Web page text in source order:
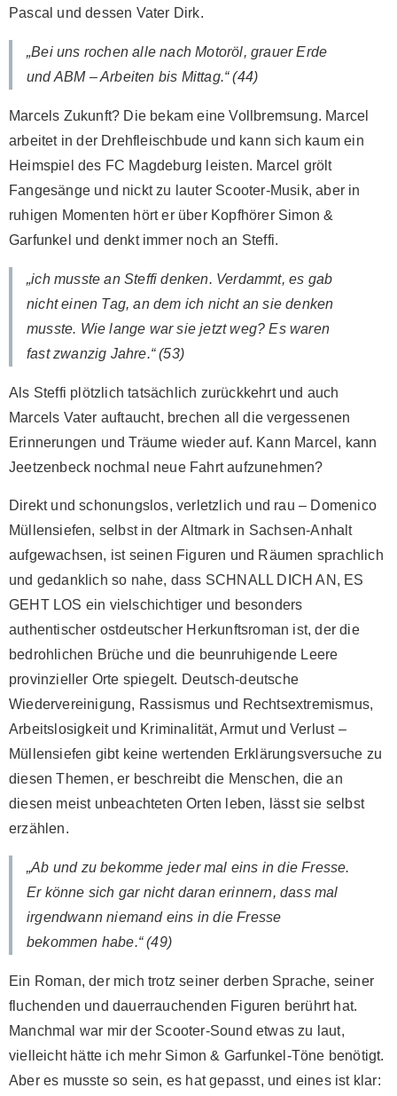
Pascal und dessen Vater Dirk.
„Bei uns rochen alle nach Motoröl, grauer Erde
und ABM – Arbeiten bis Mittag.“ (44)
Marcels Zukunft? Die bekam eine Vollbremsung. Marcel
arbeitet in der Drehfleischbude und kann sich kaum ein
Heimspiel des FC Magdeburg leisten. Marcel grölt
Fangesänge und nickt zu lauter Scooter-Musik, aber in
ruhigen Momenten hört er über Kopfhörer Simon &
Garfunkel und denkt immer noch an Steffi.
„ich musste an Steffi denken. Verdammt, es gab
nicht einen Tag, an dem ich nicht an sie denken
musste. Wie lange war sie jetzt weg? Es waren
fast zwanzig Jahre.“ (53)
Als Steffi plötzlich tatsächlich zurückkehrt und auch
Marcels Vater auftaucht, brechen all die vergessenen
Erinnerungen und Träume wieder auf. Kann Marcel, kann
Jeetzenbeck nochmal neue Fahrt aufzunehmen?
Direkt und schonungslos, verletzlich und rau – Domenico
Müllensiefen, selbst in der Altmark in Sachsen-Anhalt
aufgewachsen, ist seinen Figuren und Räumen sprachlich
und gedanklich so nahe, dass SCHNALL DICH AN, ES
GEHT LOS ein vielschichtiger und besonders
authentischer ostdeutscher Herkunftsroman ist, der die
bedrohlichen Brüche und die beunruhigende Leere
provinzieller Orte spiegelt. Deutsch-deutsche
Wiedervereinigung, Rassismus und Rechtsextremismus,
Arbeitslosigkeit und Kriminalität, Armut und Verlust –
Müllensiefen gibt keine wertenden Erklärungsversuche zu
diesen Themen, er beschreibt die Menschen, die an
diesen meist unbeachteten Orten leben, lässt sie selbst
erzählen.
„Ab und zu bekomme jeder mal eins in die Fresse.
Er könne sich gar nicht daran erinnern, dass mal
irgendwann niemand eins in die Fresse
bekommen habe.“ (49)
Ein Roman, der mich trotz seiner derben Sprache, seiner
fluchenden und dauerrauchenden Figuren berührt hat.
Manchmal war mir der Scooter-Sound etwas zu laut,
vielleicht hätte ich mehr Simon & Garfunkel-Töne benötigt.
Aber es musste so sein, es hat gepasst, und eines ist klar: